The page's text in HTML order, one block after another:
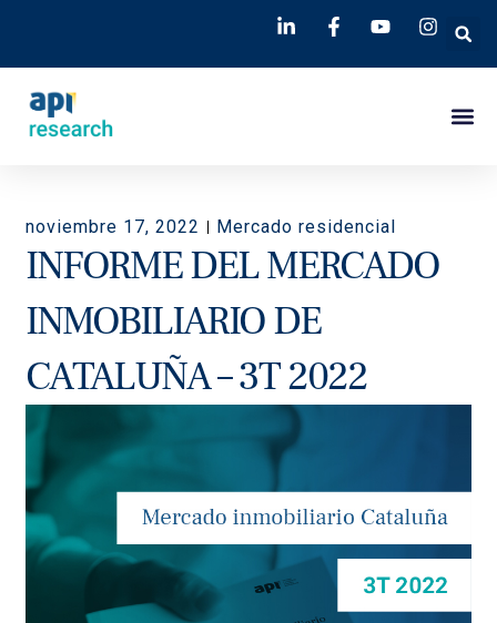
noviembre 17, 2022 Mercado residencial
INFORME DEL MERCADO
INMOBILIARIO DE
CATALUÑA – 3T 2022